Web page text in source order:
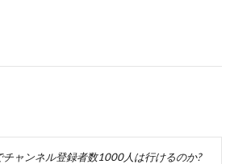
チャンネル登録者数1000人は行けるのか?